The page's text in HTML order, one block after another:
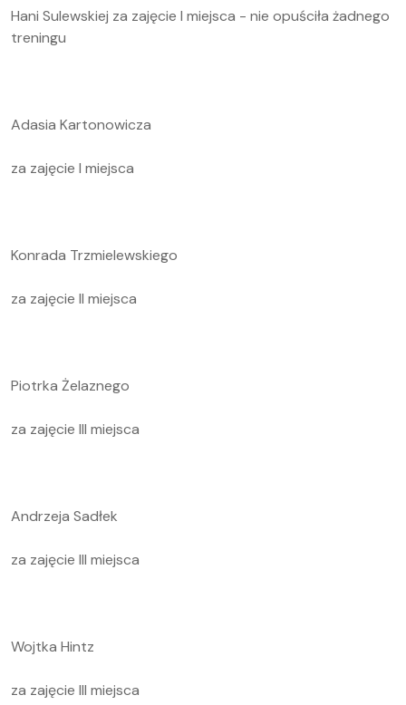
Hani Sulewskiej za zajęcie I miejsca - nie opuściła żadnego
treningu
Adasia Kartonowicza
za zajęcie I miejsca
Konrada Trzmielewskiego
za zajęcie II miejsca
Piotrka Żelaznego
za zajęcie III miejsca
Andrzeja Sadłek
za zajęcie III miejsca
Wojtka Hintz
za zajęcie III miejsca